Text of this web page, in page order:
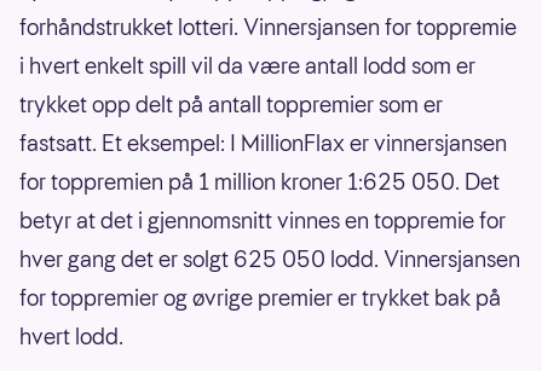
forhåndstrukket lotteri. Vinnersjansen for toppremie
i hvert enkelt spill vil da være antall lodd som er
trykket opp delt på antall toppremier som er
fastsatt. Et eksempel: I MillionFlax er vinnersjansen
for toppremien på 1 million kroner 1:625 050. Det
betyr at det i gjennomsnitt vinnes en toppremie for
hver gang det er solgt 625 050 lodd. Vinnersjansen
for toppremier og øvrige premier er trykket bak på
hvert lodd.